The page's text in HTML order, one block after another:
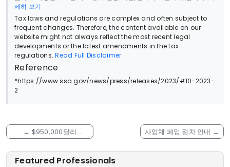
세히 보기
Tax laws and regulations are complex and often subject to
frequent changes. Therefore, the content available on our
website might not always reflect the most recent legal
developments or the latest amendments in the tax
regulations.Read Full Disclaimer
Reference
*https://www.ssa.gov/news/press/releases/2023/#10-2023-
2
← $950,000달러
COVID-19 지원금 사기
계획으로 10명 기소
사업체 폐업 절차 안내 →
Featured Professionals